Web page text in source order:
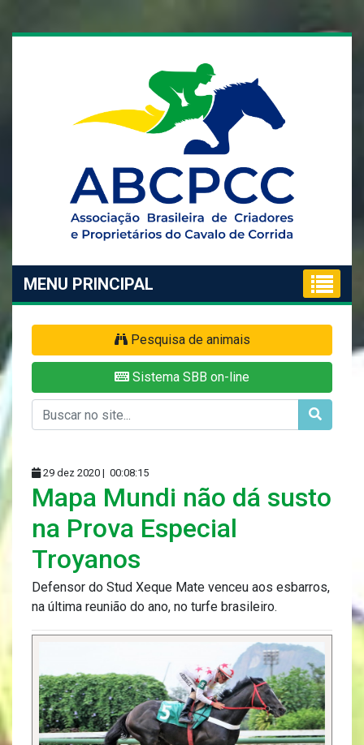
MENU PRINCIPAL
Pesquisa de animais
Sistema SBB on-line
29 dez 2020 | 00:08:15
Mapa Mundi não dá susto
na Prova Especial
Troyanos
Defensor do Stud Xeque Mate venceu aos esbarros,
na última reunião do ano, no turfe brasileiro.